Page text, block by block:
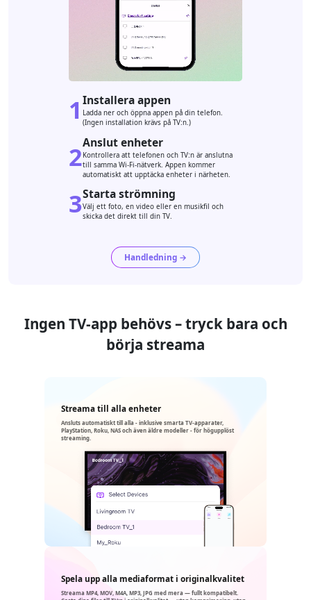
1 Installera appen
Ladda ner och öppna appen på din telefon.
(Ingen installation krävs på TV:n.)
2Anslut enheter
Kontrollera att telefonen och TV:n är anslutna
till samma Wi-Fi-nätverk. Appen kommer
automatiskt att upptäcka enheter i närheten.
3Starta strömning
Välj ett foto, en video eller en musikfil och
skicka det direkt till din TV.
Handledning →
Ingen TV-app behövs – tryck bara och
börja streama
Streama till alla enheter
Ansluts automatiskt till alla - inklusive smarta TV-apparater,
PlayStation, Roku, NAS och även äldre modeller - för högupplöst
streaming.
Spela upp alla mediaformat i originalkvalitet
Streama MP4, MOV, M4A, MP3, JPG med mera — fullt kompatibelt.